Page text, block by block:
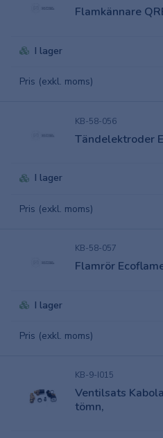
Flamkännare
I lager
Pris (exkl. moms)
KB-58-056
Tändelektroder
I lager
Pris (exkl. moms)
KB-58-057
Flamrör
I lager
Pris (exkl. moms)
KB-9-I015
Ventilsats
tömn,